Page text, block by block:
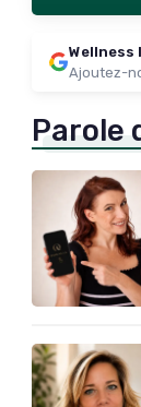
Wellness
Ajoutez-
Parole